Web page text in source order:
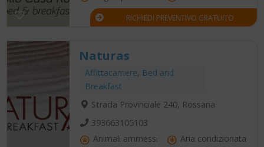
RICHIEDI PREVENTIVO GRATUITO
Naturas
Affittacamere, Bed and
Breakfast
Strada Provinciale 240, Rossana
393663105103
Animali ammessi
Aria condizionata